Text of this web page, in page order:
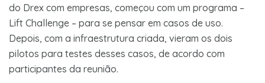
do Drex com empresas, começou com um programa –
Lift Challenge – para se pensar em casos de uso.
Depois, com a infraestrutura criada, vieram os dois
pilotos para testes desses casos, de acordo com
participantes da reunião.